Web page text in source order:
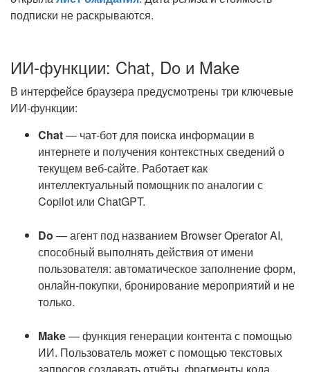
подписки не раскрываются.
ИИ-функции: Chat, Do и Make
В интерфейсе браузера предусмотрены три ключевые
ИИ-функции:
Chat— чат-бот для поиска информации в
интернете и получения контекстных сведений о
текущем веб-сайте. Работает как
интеллектуальный помощник по аналогии с
Copilot или ChatGPT.
Do — агент под названием Browser Operator AI,
способный выполнять действия от имени
пользователя: автоматическое заполнение форм,
онлайн-покупки, бронирование мероприятий и не
только.
Make— функция генерации контента с помощью
ИИ. Пользователь может с помощью текстовых